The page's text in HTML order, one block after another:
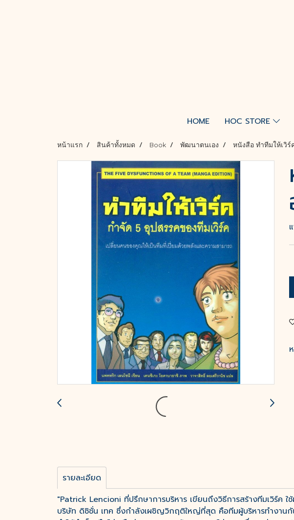
HOME HOC STORE
หน้าแรก สินค้าทั้งหมด Book พัฒนาตนเอง หนังสือ​ ทำทีมให้เวิ
รายละเอียด
"Patrick Lencioni ที่ปรึกษาการบริหาร เขียนถึงวิธีการสร้างทีมเวิร์ค
บริษัท ดิซิชั่น เทค ซึ่งกำลังเผชิญวิกฤติใหญ่ที่สุด คือทีมผู้บริหารทำงานกั